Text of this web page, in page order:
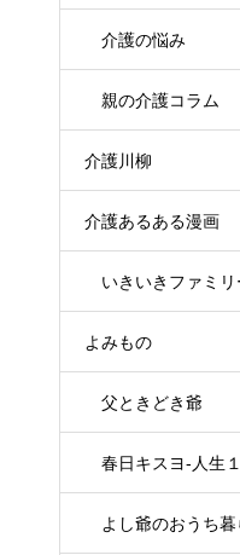
介護の悩み
親の介護コラム
介護川柳
介護あるある漫画
いきいきファミリ
よみもの
父ときどき爺
春日キスヨ-人生
よし爺のおうち